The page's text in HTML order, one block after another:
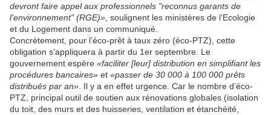
devront faire appel aux professionnels "reconnus garants de
l’environnement" (RGE)» , soulignent les ministères de l’Ecologie
et du Logement dans un communiqué.
Concrètement, pour l’éco-prêt à taux zéro (éco-PTZ), cette
obligation s’appliquera à partir du 1er septembre. Le
gouvernement espère «faciliter [leur] distribution en simplifiant les
procédures bancaires» et «passer de 30 000 à 100 000 prêts
distribués par an» . Il y a en effet urgence. Car le nombre d’éco-
PTZ, principal outil de soutien aux rénovations globales (isolation
du toit, des murs et des huisseries, ventilation et étanchéité,